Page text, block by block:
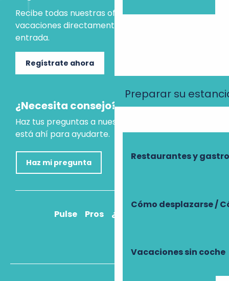
Preparar su
Restaurantes y
Cómo desplazarse /
Vacaciones sin coche
Recibe todas nuestras ofertas e ideas para las
vacaciones directamente en tu bandeja de
entrada.
Regístrate ahora
¿Necesita consejo?
Haz tus preguntas a nuestro asistente virtual, que
está ahí para ayudarte.
Haz mi pregunta
Pulse Pros ¿Cómo llegar?